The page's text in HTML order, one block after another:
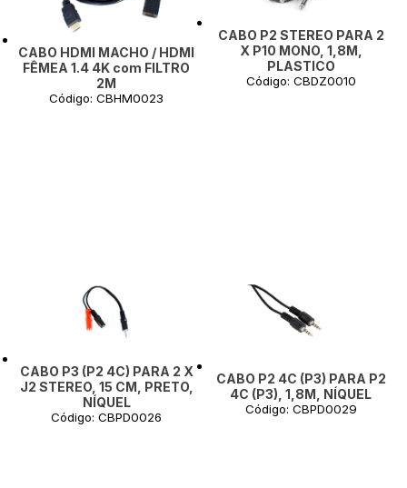
CABO HDMI MACHO / HDMI
FÊMEA 1.4 4K com FILTRO
2M
Código: CBHM0023
CABO P2 STEREO PARA 2
X P10 MONO, 1,8M,
PLASTICO
Código: CBDZ0010
CABO P3 (P2 4C) PARA 2 X
J2 STEREO, 15 CM, PRETO,
NÍQUEL
Código: CBPD0026
CABO P2 4C (P3) PARA P2
4C (P3), 1,8M, NÍQUEL
Código: CBPD0029